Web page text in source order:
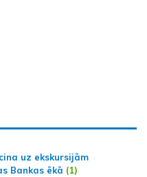
uz ekskursijām
Bankas ēkā (1)